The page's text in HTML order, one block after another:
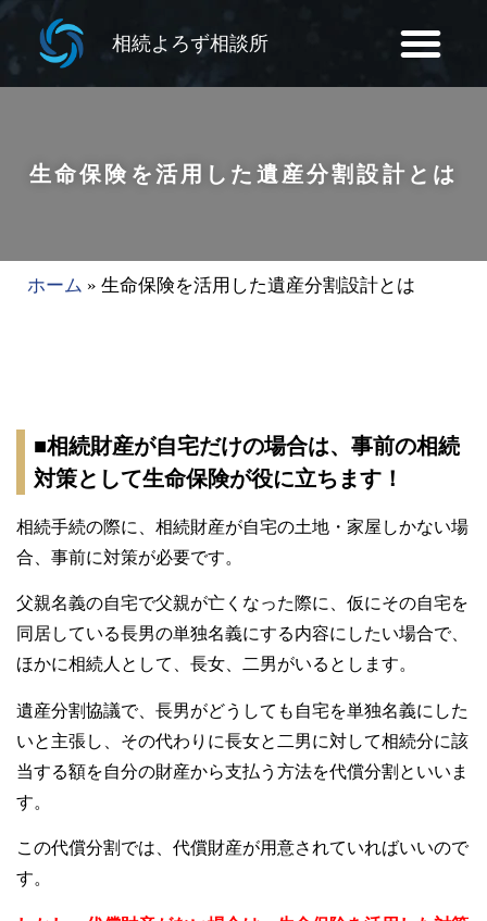
相続よろず相談所
生命保険を活用した遺産分割設計とは
ホーム » 生命保険を活用した遺産分割設計とは
■相続財産が自宅だけの場合は、事前の相続
対策として生命保険が役に立ちます！
相続手続の際に、相続財産が自宅の土地・家屋しかない場
合、事前に対策が必要です。
父親名義の自宅で父親が亡くなった際に、仮にその自宅を
同居している長男の単独名義にする内容にしたい場合で、
ほかに相続人として、長女、二男がいるとします。
遺産分割協議で、長男がどうしても自宅を単独名義にした
いと主張し、その代わりに長女と二男に対して相続分に該
当する額を自分の財産から支払う方法を代償分割といいま
す。
この代償分割では、代償財産が用意されていればいいので
す。